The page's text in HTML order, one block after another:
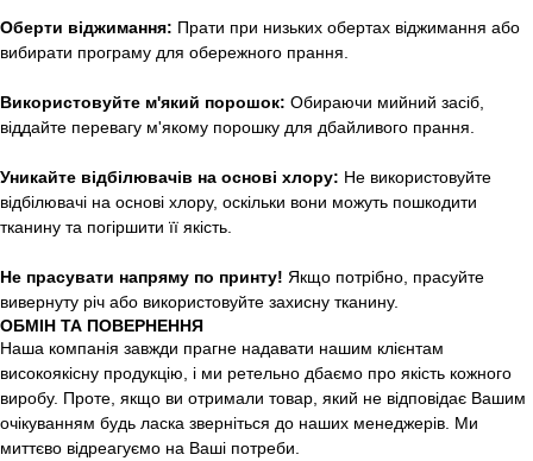
Оберти віджимання: Прати при низьких обертах віджимання або
вибирати програму для обережного прання.
Використовуйте м'який порошок: Обираючи мийний засіб,
віддайте перевагу м'якому порошку для дбайливого прання.
Уникайте відбілювачів на основі хлору: Не використовуйте
відбілювачі на основі хлору, оскільки вони можуть пошкодити
тканину та погіршити її якість.
Не прасувати напряму по принту! Якщо потрібно, прасуйте
вивернуту річ або використовуйте захисну тканину.
ОБМІН ТА ПОВЕРНЕННЯ
Наша компанія завжди прагне надавати нашим клієнтам
високоякісну продукцію, і ми ретельно дбаємо про якість кожного
виробу. Проте, якщо ви отримали товар, який не відповідає Вашим
очікуванням будь ласка зверніться до наших менеджерів. Ми
миттєво відреагуємо на Ваші потреби.